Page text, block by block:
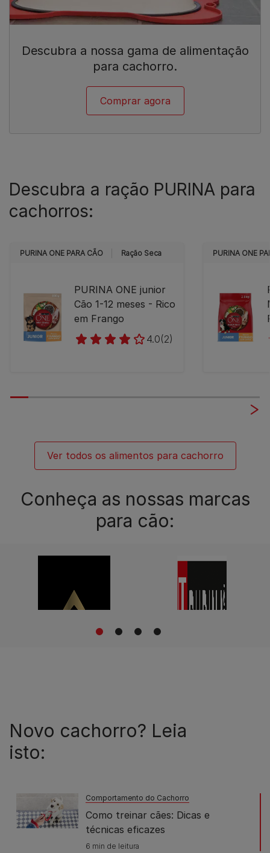
Descubra a nossa gama de alimentação
para cachorro.
Comprar agora
Descubra a ração PURINA para
cachorros:
PURINA ONE PARA CÃO Ração Seca
PURINA ONE junior
Cão 1-12 meses - Rico
em Frango
4.0(2)
PURINA ONE
Ver todos os alimentos para cachorro
Conheça as nossas marcas
para cão:
1 2 3 4
Novo cachorro? Leia
isto:
Comportamento do Cachorro
Como treinar cães: Dicas e
técnicas eficazes
6 min de leitura